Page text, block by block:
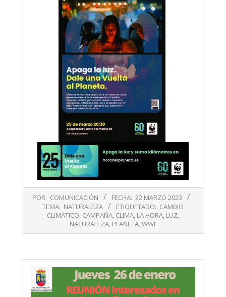
03-
POR: COMUNICACIÓN FECHA: 22 MARZO 2023
TEMA: NATURALEZA ETIQUETADO: CAMBIO
CLIMÁTICO, CAMPAÑA, CLIMA, LA HORA, LUZ,
NATURALEZA, PLANETA,WWF